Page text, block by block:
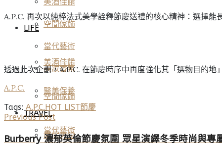
LIFE
美酒佳餚
空間傢飾
當代藝術
空間傢飾
當代藝術
美妝香氛
醫美保養
TRAVEL
度假天堂
A.P.C. 再次以純粹法式美學詮釋節慶送禮的核心精神：選擇
透過此次企劃，A.P.C. 在節慶時序中再度強化其「選物目的
A.P.C.
Tags: A.P.C.HOT LIST節慶
Previous Post
Burberry 濃郁英倫節慶氛圍 眾星演繹冬季時尚與專